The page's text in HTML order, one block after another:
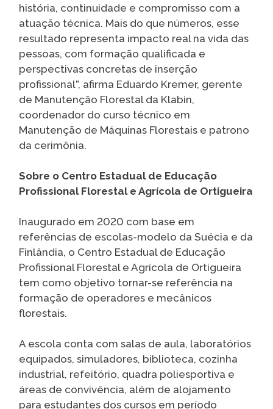
história, continuidade e compromisso com a
atuação técnica. Mais do que números, esse
resultado representa impacto real na vida das
pessoas, com formação qualificada e
perspectivas concretas de inserção
profissional”, afirma Eduardo Kremer, gerente
de Manutenção Florestal da Klabin,
coordenador do curso técnico em
Manutenção de Máquinas Florestais e patrono
da cerimônia.
Sobre o Centro Estadual de Educação
Profissional Florestal e Agrícola de Ortigueira
Inaugurado em 2020 com base em
referências de escolas-modelo da Suécia e da
Finlândia, o Centro Estadual de Educação
Profissional Florestal e Agrícola de Ortigueira
tem como objetivo tornar-se referência na
formação de operadores e mecânicos
florestais.
A escola conta com salas de aula, laboratórios
equipados, simuladores, biblioteca, cozinha
industrial, refeitório, quadra poliesportiva e
áreas de convivência, além de alojamento
para estudantes dos cursos em período